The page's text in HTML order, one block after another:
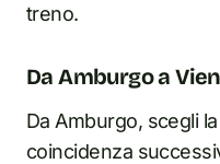
treno.
Da Amburgo a
Da Amburgo, scegli
coincidenza